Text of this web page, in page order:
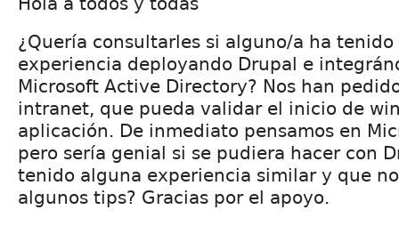
¿Quería consultarles si alguno/a ha tenido
experiencia deployando Drupal e
Microsoft Active Directory? Nos han
intranet, que pueda validar el inicio de
aplicación. De inmediato pensamos en
pero sería genial si se pudiera hacer con
tenido alguna experiencia similar y que
algunos tips? Gracias por el apoyo.